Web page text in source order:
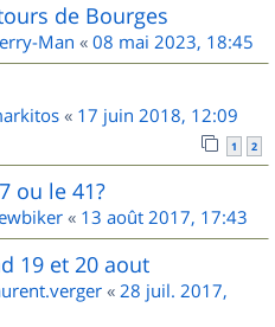
de Bourges
Man « 08 mai 2023, 18:45
« 17 juin 2018, 12:09
1 2
ou le 41?
« 13 août 2017, 17:43
19 et 20 aout
« 28 juil. 2017,